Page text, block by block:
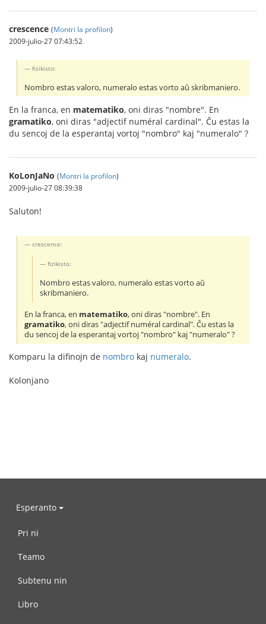
crescence (Montri la profilon)
2009-julio-27 07:43:52
fizikisto:
Nombro estas valoro, numeralo estas vorto aŭ skribmaniero.
En la franca, en matematiko, oni diras "nombre". En
gramatiko, oni diras "adjectif numéral cardinal". Ĉu estas la
du sencoj de la esperantaj vortoj "nombro" kaj "numeralo" ?
KoLonJaNo (Montri la profilon)
2009-julio-27 08:39:38
Saluton!
crescence:
fizikisto:
Nombro estas valoro, numeralo estas vorto aŭ
skribmaniero.
En la franca, en matematiko, oni diras "nombre". En
gramatiko, oni diras "adjectif numéral cardinal". Ĉu estas la
du sencoj de la esperantaj vortoj "nombro" kaj "numeralo" ?
Komparu la difinojn de nombro kaj numeralo.
Kolonjano
Esperanto
Pri ni
Teamo
Subtenu nin
Libro